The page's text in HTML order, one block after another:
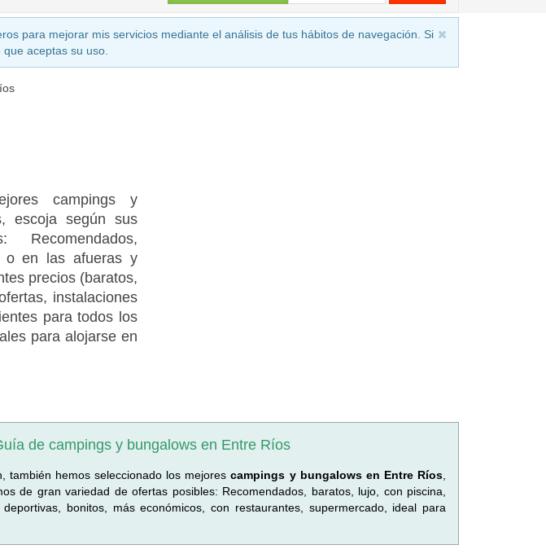
para mejorar mis servicios mediante el análisis de tus hábitos de navegación. Si
aceptas su uso.
campings y
escoja según sus
Recomendados,
o en las afueras y
precios (baratos,
instalaciones
para todos los
para alojarse en
de campings y bungalows en Entre Ríos
también hemos seleccionado los mejorescampings y bungalows en Entre Ríos
de gran variedad de ofertas posibles: Recomendados, baratos, lujo, con piscina,
bonitos, más económicos, con restaurantes, supermercado, ideal para